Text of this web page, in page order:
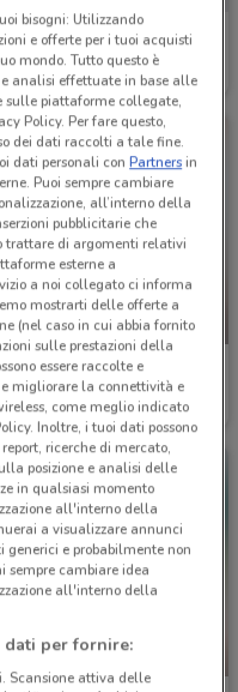
Conad Superstore
il 31/08 441 m
-2 GIORNI
Conad Superstore
martedì 441 m
bisogni: Utilizzando
e offerte per i tuoi acquisti
mondo. Tutto questo è
analisi effettuate in base alle
piattaforme collegate,
Policy. Per fare questo,
dei dati raccolti a tale fine.
dati personali conPartnersin
Puoi sempre cambiare
all’interno della
pubblicitarie che
trattare di argomenti relativi
esterne a
a noi collegato ci informa
mostrarti delle offerte a
(nel caso in cui abbia fornito
sulle prestazioni della
essere raccolte e
e migliorare la connettività e
come meglio indicato
Inoltre, i tuoi dati possono
ricerche di mercato,
posizione e analisi delle
in qualsiasi momento
all'interno della
a visualizzare annunci
e probabilmente non
sempre cambiare idea
all'interno della
per fornire:
Scansione attiva delle